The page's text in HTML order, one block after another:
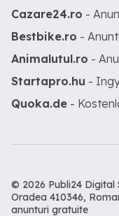
Cazare24.ro -
Bestbike.ro -
Animalutul.ro -
Startapro.hu -
Quoka.de -
© 2026 Publi24 Digital
Oradea 410346,
anunturi gratuite